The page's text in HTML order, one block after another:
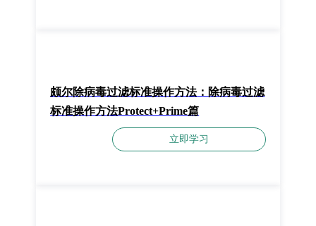
颇尔除病毒过滤标准操作方法：除病毒过滤
标准操作方法Protect+Prime篇
立即学习